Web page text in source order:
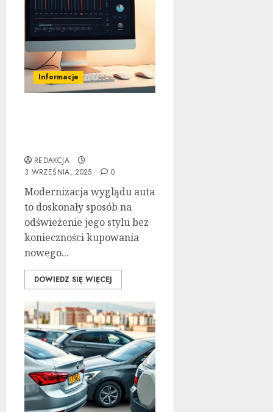
Informacje
REDAKCJA
3 WRZEŚNIA, 2025
0
Modernizacja wyglądu auta
to doskonały sposób na
odświeżenie jego stylu bez
konieczności kupowania
nowego...
DOWIEDZ SIĘ WIĘCEJ